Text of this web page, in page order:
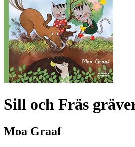
Sill och Fräs
Moa Graaf